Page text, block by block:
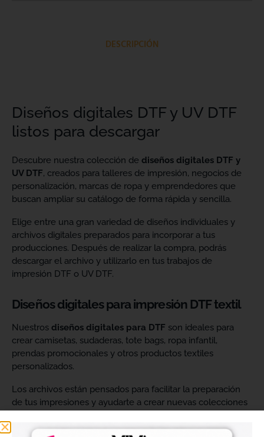
DESCRIPCIÓN
Diseños digitales DTF y UV DTF
listos para descargar
Descubre nuestra colección de diseños digitales DTF y
UV DTF, creados para talleres de impresión, negocios de
personalización, marcas de ropa y emprendedores que
buscan ampliar su catálogo de forma rápida y sencilla.
Elige entre una gran variedad de diseños individuales y
archivos digitales preparados para incorporar a tus
producciones. Después de realizar la compra, podrás
descargar el archivo y utilizarlo en tus trabajos de
impresión DTF o UV DTF.
Diseños digitales para impresión DTF textil
Nuestros diseños digitales para DTF son ideales para
crear camisetas, sudaderas, tote bags, ropa infantil,
prendas promocionales y otros productos textiles
personalizados.
Los archivos están pensados para facilitar la preparación
de tus impresiones y ayudarte a crear nuevas colecciones
tendrás que adaptar el tamaño a tus necesidades, preparar